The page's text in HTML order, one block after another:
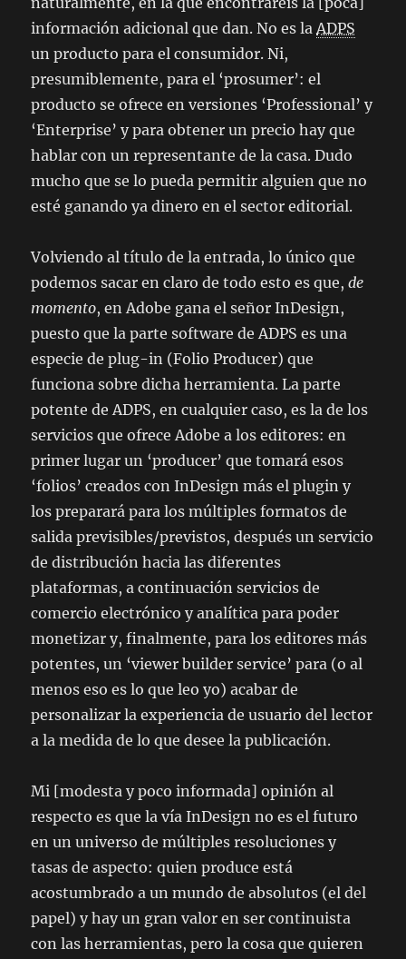
información adicional que dan. No es laADPS
un producto para el consumidor. Ni,
presumiblemente, para el ‘prosumer’: el
producto se ofrece en versiones ‘Professional’ y
‘Enterprise’ y para obtener un precio hay que
hablar con un representante de la casa. Dudo
mucho que se lo pueda permitir alguien que no
esté ganando ya dinero en el sector editorial.
Volviendo al título de la entrada, lo único que
podemos sacar en claro de todo esto es que,de
momento, en Adobe gana el señor InDesign,
puesto que la parte software de ADPS es una
especie de plug-in (Folio Producer) que
funciona sobre dicha herramienta. La parte
potente de ADPS, en cualquier caso, es la de los
servicios que ofrece Adobe a los editores: en
primer lugar un ‘producer’ que tomará esos
‘folios’ creados con InDesign más el plugin y
los preparará para los múltiples formatos de
salida previsibles/previstos, después un servicio
de distribución hacia las diferentes
plataformas, a continuación servicios de
comercio electrónico y analítica para poder
monetizar y, finalmente, para los editores más
potentes, un ‘viewer builder service’ para (o al
menos eso es lo que leo yo) acabar de
personalizar la experiencia de usuario del lector
a la medida de lo que desee la publicación.
Mi [modesta y poco informada] opinión al
respecto es que la vía InDesign no es el futuro
en un universo de múltiples resoluciones y
tasas de aspecto: quien produce está
acostumbrado a un mundo de absolutos (el del
papel) y hay un gran valor en ser continuista
con las herramientas, pero la cosa que quieren